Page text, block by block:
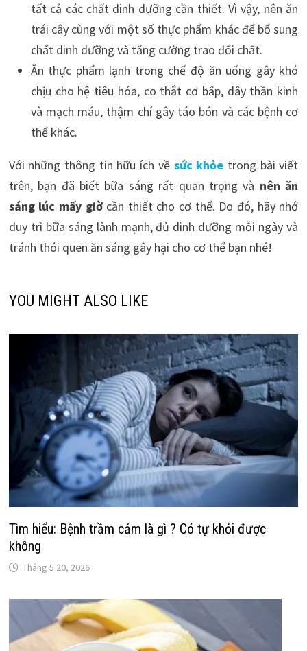
tất cả các chất dinh dưỡng cần thiết. Vì vậy, nên ăn
trái cây cùng với một số thực phẩm khác để bổ sung
chất dinh dưỡng và tăng cường trao đổi chất.
Ăn thực phẩm lạnh trong chế độ ăn uống gây khó
chịu cho hệ tiêu hóa, co thắt cơ bắp, dây thần kinh
và mạch máu, thậm chí gây táo bón và các bệnh cơ
thể khác.
Với những thông tin hữu ích về sức khỏe trong bài viết
trên, bạn đã biết bữa sáng rất quan trọng và nên ăn
sáng lúc mấy giờ cần thiết cho cơ thể. Do đó, hãy nhớ
duy trì bữa sáng lành mạnh, đủ dinh dưỡng mỗi ngày và
tránh thói quen ăn sáng gây hại cho cơ thể bạn nhé!
YOU MIGHT ALSO LIKE
Tìm hiểu: Bệnh trầm cảm là gì ? Có tự khỏi được
không
Tháng 5 20, 2026